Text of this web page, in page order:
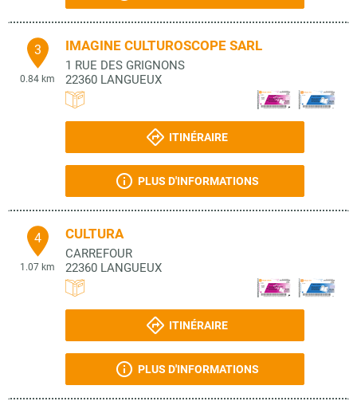
3
0.84 km
IMAGINE CULTUROSCOPE SARL
1 RUE DES GRIGNONS
22360 LANGUEUX
ITINÉRAIRE
PLUS D'INFORMATIONS
4
1.07 km
CULTURA
CARREFOUR
22360 LANGUEUX
ITINÉRAIRE
PLUS D'INFORMATIONS